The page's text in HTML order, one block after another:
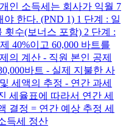
인 소득세는 회사가 익월 7
한다. (PND 1) 1 단계 : 일
횟수(보너스 포함) 2 단계 :
40%이고 60,000 바트를
의 계산 - 직원 본인 공제
바트 - 실제 지불한 사
세액의 추정 - 연간 과세
세율표에 따라서 연간 세
결정 = 연간 예상 추정 세
득세 정산